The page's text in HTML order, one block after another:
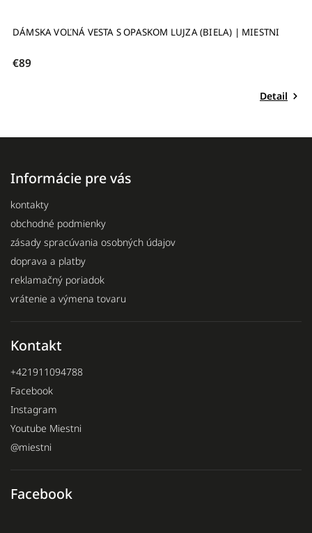
DÁMSKE ROLÁKOVÉ ŠATY OLINA (MODRÉ) | MIESTNI
€87
Detail
Informácie pre vás
kontakty
obchodné podmienky
zásady spracúvania osobných údajov
doprava a platby
reklamačný poriadok
vrátenie a výmena tovaru
Kontakt
+421911094788
Facebook
Instagram
Youtube Miestni
@miestni
Facebook